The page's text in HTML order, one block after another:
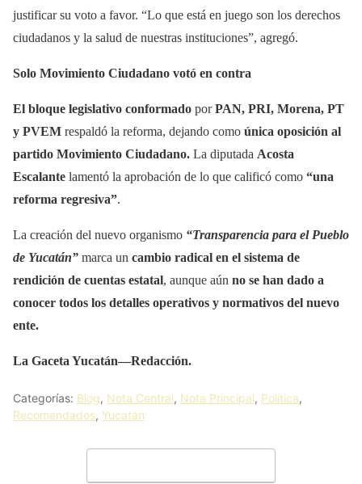
justificar su voto a favor. “Lo que está en juego son los derechos
ciudadanos y la salud de nuestras instituciones”, agregó.
Solo Movimiento Ciudadano votó en contra
El bloque legislativo conformado porPAN, PRI, Morena, PT
y PVEM respaldó la reforma, dejando como única oposición al
partido Movimiento Ciudadano. La diputada Acosta
Escalante lamentó la aprobación de lo que calificó como “una
reforma regresiva”.
La creación del nuevo organismo “Transparencia para el Pueblo
de Yucatán” marca un cambio radical en el sistema de
rendición de cuentas estatal, aunque aún no se han dado a
conocer todos los detalles operativos y normativos del nuevo
ente.
La Gaceta Yucatán—Redacción.
Categorías: Blog, Nota Central, Nota Principal, Política,
Recomendados, Yucatán